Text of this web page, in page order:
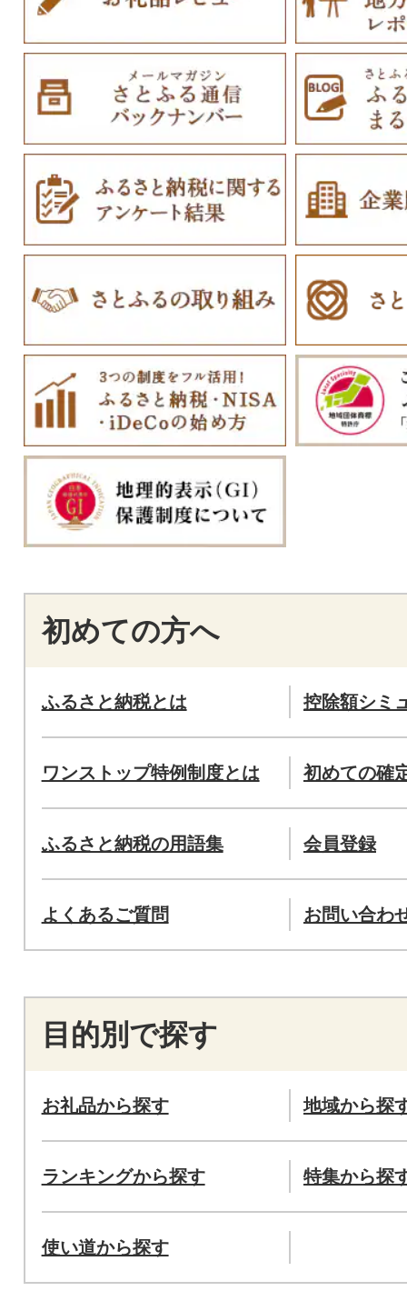
初めての方へ
ふるさと納税とは 控除額シミ
ワンストップ特例制度とは 初めての確
ふるさと納税の用語集 会員登録
よくあるご質問 お問い合わ
目的別で探す
お礼品から探す 地域から探
ランキングから探す 特集から探
使い道から探す